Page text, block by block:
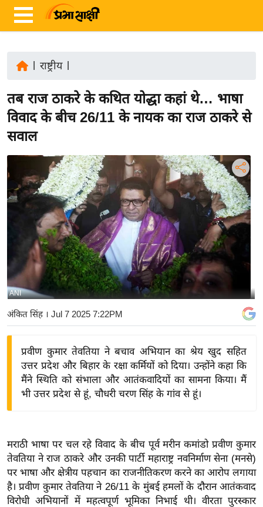
ज़ा
ख
र
ष्ट्री
य
ष्ट्री
य
बि
ज़
ने
द्यो
वि
शे
ष
ज्ञ
राष्ट्रीय|
तब राज ठाकरे के कथित योद्धा कहां थे… भाषा
विवाद के बीच 26/11 के नायक का राज ठाकरे से
सवाल
ANI
अंकित सिंह। Jul 7 2025 7:22PM
प्रवीण कुमार तेवतिया ने बचाव अभियान का श्रेय खुद सहित
उत्तर प्रदेश और बिहार के रक्षा कर्मियों को दिया। उन्होंने कहा कि
मैंने स्थिति को संभाला और आतंकवादियों का सामना किया। मैं
भी उत्तर प्रदेश से हूं, चौधरी चरण सिंह के गांव से हूं।
मराठी भाषा पर चल रहे विवाद के बीच पूर्व मरीन कमांडो प्रवीण कुमार
तेवतिया ने राज ठाकरे और उनकी पार्टी महाराष्ट्र नवनिर्माण सेना (मनसे)
पर भाषा और क्षेत्रीय पहचान का राजनीतिकरण करने का आरोप लगाया
है। प्रवीण कुमार तेवतिया ने 26/11 के मुंबई हमलों के दौरान आतंकवाद
विरोधी अभियानों में महत्वपूर्ण भूमिका निभाई थी। वीरता पुरस्कार